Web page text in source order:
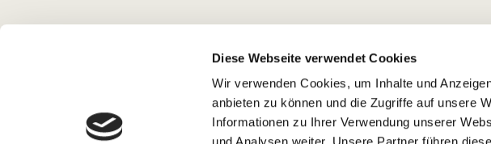
Diese Webseite verwendet Cookies
Wir verwenden Cookies, um Inhalte und
anbieten zu können und die Zugriffe auf unsere
Informationen zu Ihrer Verwendung unserer